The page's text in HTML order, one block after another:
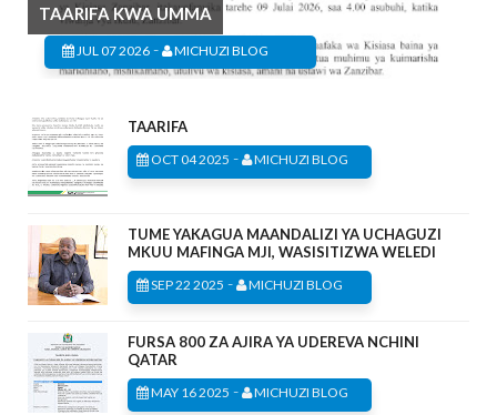
TAARIFA KWA UMMA
JUL 07 2026 - MICHUZI BLOG
TAARIFA
OCT 04 2025 - MICHUZI BLOG
TUME YAKAGUA MAANDALIZI YA UCHAGUZI
MKUU MAFINGA MJI, WASISITIZWA WELEDI
SEP 22 2025 - MICHUZI BLOG
FURSA 800 ZA AJIRA YA UDEREVA NCHINI
QATAR
MAY 16 2025 - MICHUZI BLOG